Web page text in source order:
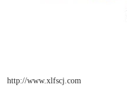
http://www.xlfscj.com